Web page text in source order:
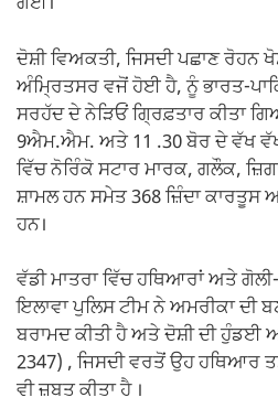
ਦੋਸ਼ੀ ਵਿਅਕਤੀ, ਜਿਸਦੀ ਪਛਾਣ ਰੋਹਨ
ਅੰਮ੍ਰਿਤਸਰ ਵਜੋਂ ਹੋਈ ਹੈ, ਨੂੰ ਭਾਰਤ-
ਸਰਹੱਦ ਦੇ ਨੇੜਿਓਂ ਗ੍ਰਿਫ਼ਤਾਰ ਕੀਤਾ
9ਐਮ.ਐਮ. ਅਤੇ 11 .30 ਬੋਰ ਦੇ ਵੱਖ
ਵਿੱਚ ਨੋਰਿੰਕੋ ਸਟਾਰ ਮਾਰਕ, ਗਲੌਕ,
ਸ਼ਾਮਲ ਹਨ ਸਮੇਤ 368 ਜ਼ਿੰਦਾ ਕਾਰਤੂਸ
ਹਨ।
ਵੱਡੀ ਮਾਤਰਾ ਵਿੱਚ ਹਥਿਆਰਾਂ ਅਤੇ
ਇਲਾਵਾ ਪੁਲਿਸ ਟੀਮ ਨੇ ਅਮਰੀਕਾ ਦੀ
ਬਰਾਮਦ ਕੀਤੀ ਹੈ ਅਤੇ ਦੋਸ਼ੀ ਦੀ ਹੁੰਡਈ
2347) , ਜਿਸਦੀ ਵਰਤੋਂ ਉਹ ਹਥਿਆਰ
ਵੀ ਜ਼ਬਤ ਕੀਤਾ ਹੈ ।